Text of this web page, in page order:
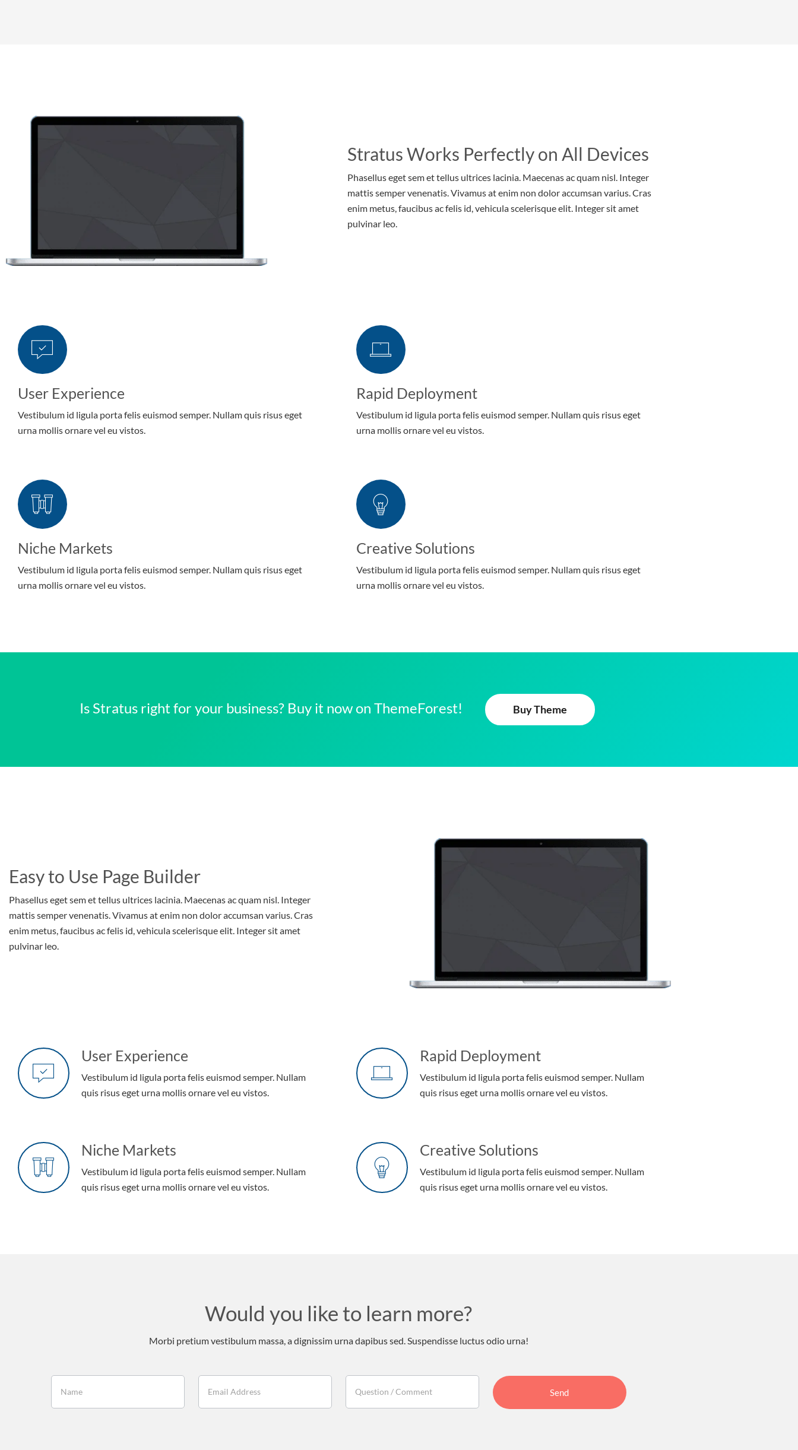
Stratus Works Perfectly on All Devices
Phasellus eget sem et tellus ultrices lacinia. Maecenas ac quam nisl. Integer
mattis semper venenatis. Vivamus at enim non dolor accumsan varius. Cras
enim metus, faucibus ac felis id, vehicula scelerisque elit. Integer sit amet
pulvinar leo.
User Experience
Vestibulum id ligula porta felis euismod semper. Nullam quis risus eget
urna mollis ornare vel eu vistos.
Rapid Deployment
Vestibulum id ligula porta felis euismod semper. Nullam quis risus eget
urna mollis ornare vel eu vistos.
Niche Markets
Vestibulum id ligula porta felis euismod semper. Nullam quis risus eget
urna mollis ornare vel eu vistos.
Creative Solutions
Vestibulum id ligula porta felis euismod semper. Nullam quis risus eget
urna mollis ornare vel eu vistos.
Is Stratus right for your business? Buy it now on ThemeForest! Buy Theme
Easy to Use Page Builder
Phasellus eget sem et tellus ultrices lacinia. Maecenas ac quam nisl. Integer
mattis semper venenatis. Vivamus at enim non dolor accumsan varius. Cras
enim metus, faucibus ac felis id, vehicula scelerisque elit. Integer sit amet
pulvinar leo.
User Experience
Vestibulum id ligula porta felis euismod semper. Nullam
quis risus eget urna mollis ornare vel eu vistos.
Rapid Deployment
Vestibulum id ligula porta felis euismod semper. Nullam
quis risus eget urna mollis ornare vel eu vistos.
Niche Markets
Vestibulum id ligula porta felis euismod semper. Nullam
quis risus eget urna mollis ornare vel eu vistos.
Creative Solutions
Vestibulum id ligula porta felis euismod semper. Nullam
quis risus eget urna mollis ornare vel eu vistos.
Would you like to learn more?
Morbi pretium vestibulum massa, a dignissim urna dapibus sed. Suspendisse luctus odio urna!